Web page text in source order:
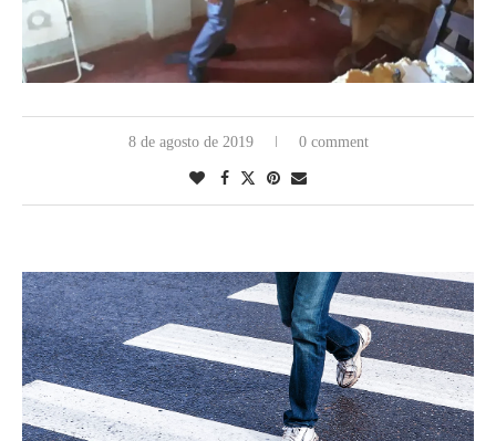
8 de agosto de 2019 0 comment